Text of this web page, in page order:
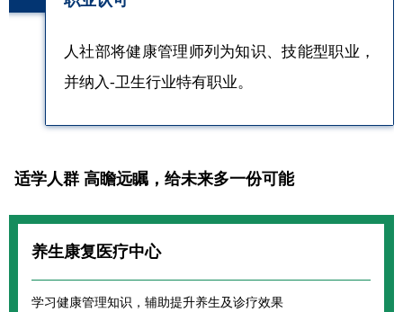
人社部将健康管理师列为知识、技能型职业，
并纳入-卫生行业特有职业。
适学人群 高瞻远瞩，给未来多一份可能
养生康复医疗中心
学习健康管理知识，辅助提升养生及诊疗效果